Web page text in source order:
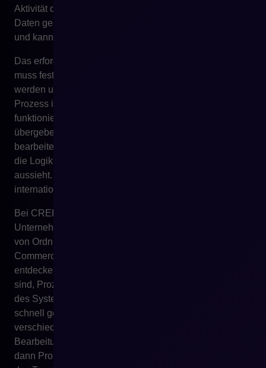
Aktivität des Käufers. Marketplace wird mit konsistenten
Daten gespeist. Das Team sieht Synchronisationsfehler
und kann darauf reagieren.
Das erfordert architektonische Entscheidungen. Man
muss festlegen, welche Daten in Echtzeit synchronisiert
werden und welche zyklisch. Welches System den
Prozess initiiert. Was passiert, wenn die Integration nicht
funktioniert. Wie Fehler bedient werden. Welche Status
übergeben werden. Welche Daten an mehreren Stellen
bearbeitet werden können und welche nur an einer. Wie
die Logik von Bestellungen aus verschiedenen Kanälen
aussieht. Wie das Unternehmen Datenversionen im
internationalen Vertrieb verwaltet.
Bei CREHLER sehen wir sehr häufig, dass
Unternehmen nach ERP-Implementierung ein Gefühl
von Ordnung haben, aber erst beim Start von E-
Commerce die echten Integrationsherausforderungen
entdecken. Es zeigt sich, dass Daten nicht vollständig
sind, Prozesse Ausnahmen haben, Preise außerhalb
des Systems abgestimmt werden, Bestände nicht
schnell genug aktualisiert werden und Bestellungen aus
verschiedenen Kanälen unterschiedliche
Bearbeitungsszenarien erfordern. E-Commerce deckt
dann Probleme auf, die zuvor in der manuellen Arbeit